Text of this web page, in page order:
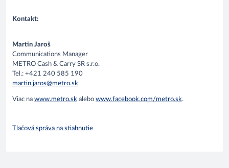
Kontakt:
Martin Jaroš
Communications Manager
METRO Cash & Carry SR s.r.o.
Tel.: +421 240 585 190
martin.jaros@metro.sk
Viac na www.metro.sk alebo www.facebook.com/metro.sk.
Tlačová správa na stiahnutie